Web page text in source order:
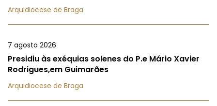
Arquidiocese de Braga
7 agosto 2026
Presidiu às exéquias solenes do P.e Mário Xavier
Rodrigues,em Guimarães
Arquidiocese de Braga